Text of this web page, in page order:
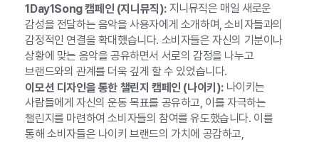
1Day1Song 캠페인 (지니뮤직):지니뮤직은 매일 새로운
감성을 전달하는 음악을 사용자에게 소개하며, 소비자들과의
감정적인 연결을 확대했습니다. 소비자들은 자신의 기분이나
상황에 맞는 음악을 공유하면서 서로의 감정을 나누고
브랜드와의 관계를 더욱 깊게 할 수 있었습니다.
이모션 디자인을 통한 챌린지 캠페인 (나이키):나이키는
사람들에게 자신의 운동 목표를 공유하고, 이를 자극하는
챌린지를 마련하여 소비자들의 참여를 유도했습니다. 이를
통해 소비자들은 나이키 브랜드의 가치에 공감하고,